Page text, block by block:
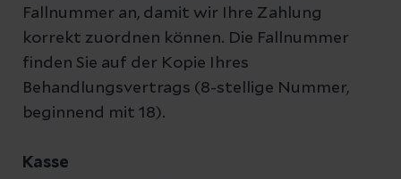
Fallnummer an, damit wir Ihre Zahlung
korrekt zuordnen können. Die Fallnummer
finden Sie auf der Kopie Ihres
Behandlungsvertrags (8-stellige Nummer,
beginnend mit 18).
Kasse